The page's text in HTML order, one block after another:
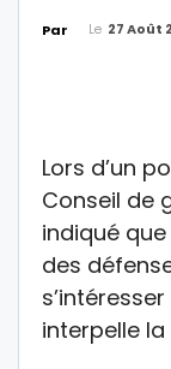
Par Le 27 Août
Lors d’un
Conseil de
indiqué
des
interpelle